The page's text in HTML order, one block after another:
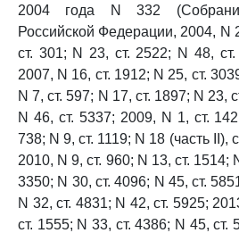
2004 года N 332 (Собрание
Российской Федерации, 2004, N
ст. 301; N 23, ст. 2522; N 48,
2007, N 16, ст. 1912; N 25, ст.
N 7, ст. 597; N 17, ст. 1897; N 23,
N 46, ст. 5337; 2009, N 1, ст.
738; N 9, ст. 1119; N 18 (часть II),
2010, N 9, ст. 960; N 13, ст. 1514;
3350; N 30, ст. 4096; N 45, ст.
N 32, ст. 4831; N 42, ст. 5925;
ст. 1555; N 33, ст. 4386; N 45, ст.